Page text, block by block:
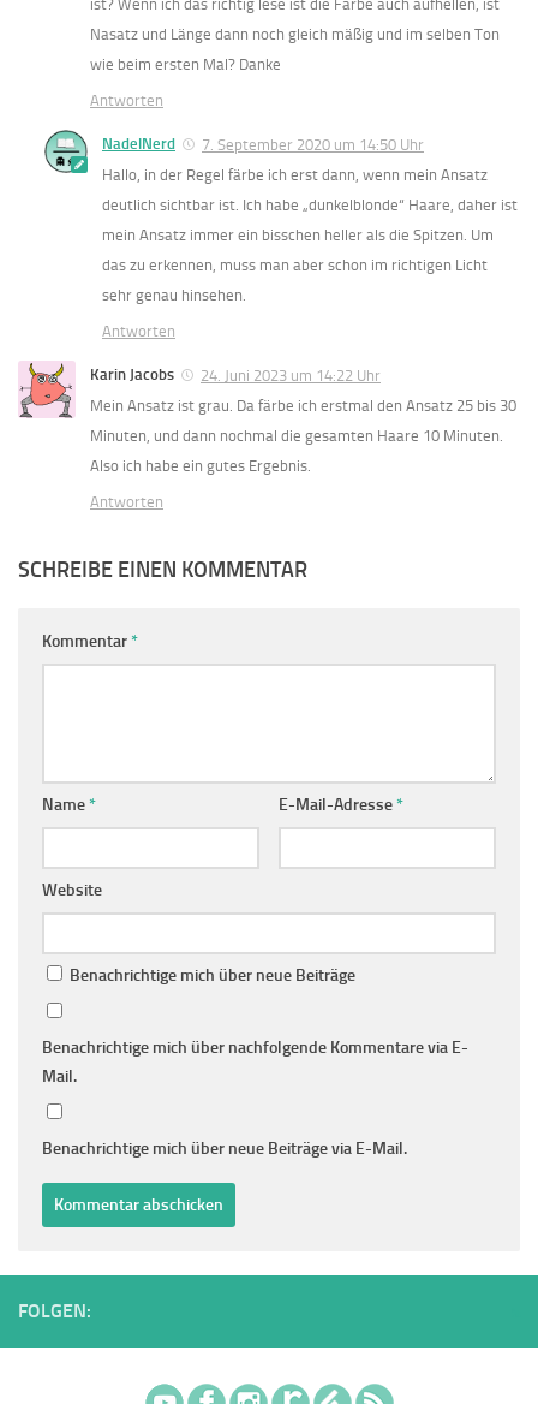
ist? Wenn ich das richtig lese ist die Farbe auch aufhellen, ist
Nasatz und Länge dann noch gleich mäßig und im selben Ton
wie beim ersten Mal? Danke
Antworten
NadelNerd
7. September 2020 um 14:50 Uhr
Hallo, in der Regel färbe ich erst dann, wenn mein Ansatz
deutlich sichtbar ist. Ich habe „dunkelblonde“ Haare, daher ist
mein Ansatz immer ein bisschen heller als die Spitzen. Um
das zu erkennen, muss man aber schon im richtigen Licht
sehr genau hinsehen.
Antworten
Karin Jacobs
24. Juni 2023 um 14:22 Uhr
Mein Ansatz ist grau. Da färbe ich erstmal den Ansatz 25 bis 30
Minuten, und dann nochmal die gesamten Haare 10 Minuten.
Also ich habe ein gutes Ergebnis.
Antworten
SCHREIBE EINEN KOMMENTAR
Kommentar*
Name* E-Mail-Adresse*
Website
Benachrichtige mich über neue Beiträge
Benachrichtige mich über nachfolgende Kommentare via E-
Mail.
Benachrichtige mich über neue Beiträge via E-Mail.
FOLGEN: